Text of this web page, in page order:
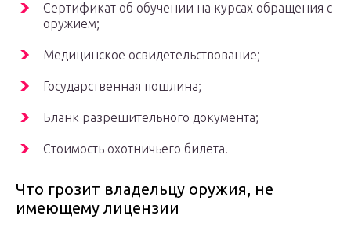
Сертификат об обучении на курсах обращения с
оружием;
Медицинское освидетельствование;
Государственная пошлина;
Бланк разрешительного документа;
Стоимость охотничьего билета.
Что грозит владельцу оружия, не
имеющему лицензии